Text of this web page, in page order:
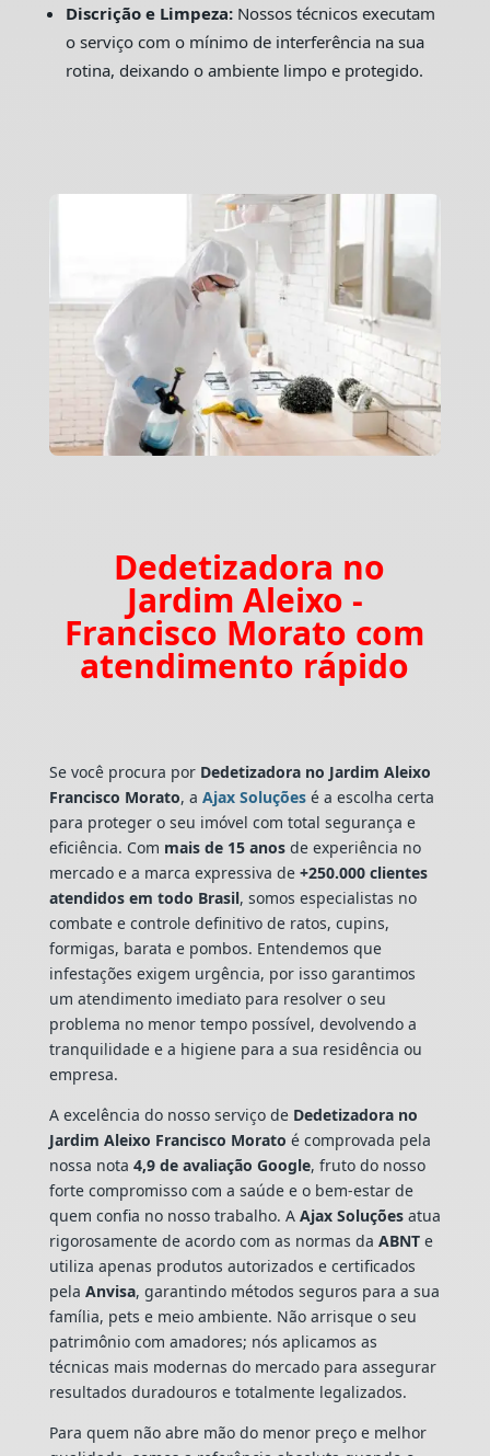
Discrição e Limpeza:Nossos técnicos executam
o serviço com o mínimo de interferência na sua
rotina, deixando o ambiente limpo e protegido.
Dedetizadora no
Jardim Aleixo -
Francisco Morato com
atendimento rápido
Se você procura por Dedetizadora no Jardim Aleixo
Francisco Morato, a Ajax Soluçõesé a escolha certa
para proteger o seu imóvel com total segurança e
eficiência. Com mais de 15 anosde experiência no
mercado e a marca expressiva de+250.000 clientes
atendidos em todo Brasil, somos especialistas no
combate e controle definitivo de ratos, cupins,
formigas, barata e pombos. Entendemos que
infestações exigem urgência, por isso garantimos
um atendimento imediato para resolver o seu
problema no menor tempo possível, devolvendo a
tranquilidade e a higiene para a sua residência ou
empresa.
A excelência do nosso serviço de Dedetizadora no
Jardim Aleixo Francisco Morato é comprovada pela
nossa nota 4,9 de avaliação Google, fruto do nosso
forte compromisso com a saúde e o bem-estar de
quem confia no nosso trabalho. A Ajax Soluçõesatua
rigorosamente de acordo com as normas da ABNTe
utiliza apenas produtos autorizados e certificados
pela Anvisa, garantindo métodos seguros para a sua
família, pets e meio ambiente. Não arrisque o seu
patrimônio com amadores; nós aplicamos as
técnicas mais modernas do mercado para assegurar
resultados duradouros e totalmente legalizados.
Para quem não abre mão do menor preço e melhor